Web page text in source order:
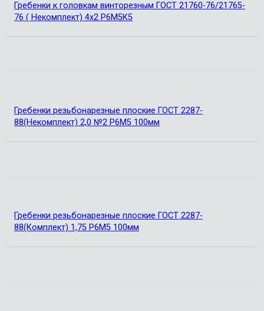
Гребенки к головкам винторезным ГОСТ 21760-76/21765-
76 ( Некомплект) 4х2 Р6М5К5
Гребенки резьбонарезные плоские ГОСТ 2287-
88(Некомплект) 2,0 №2 Р6М5 100мм
Гребенки резьбонарезные плоские ГОСТ 2287-
88(Комплект) 1,75 Р6М5 100мм